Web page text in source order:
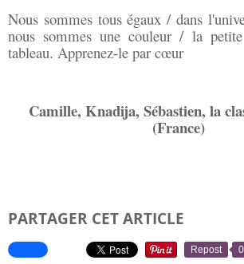
Nous sommes tous égaux / dans
nous sommes une couleur / la
tableau. Apprenez-le par cœur
Camille, Knadija, Sébastien, la
(France)
PARTAGER CET ARTICLE
Repost 0